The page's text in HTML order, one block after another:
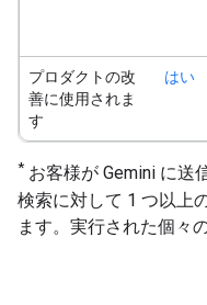
プロダクトの改
善に使用されま
す
はい
* お客様が Gemini に送
検索に対して 1 つ以上
ます。実行された個々